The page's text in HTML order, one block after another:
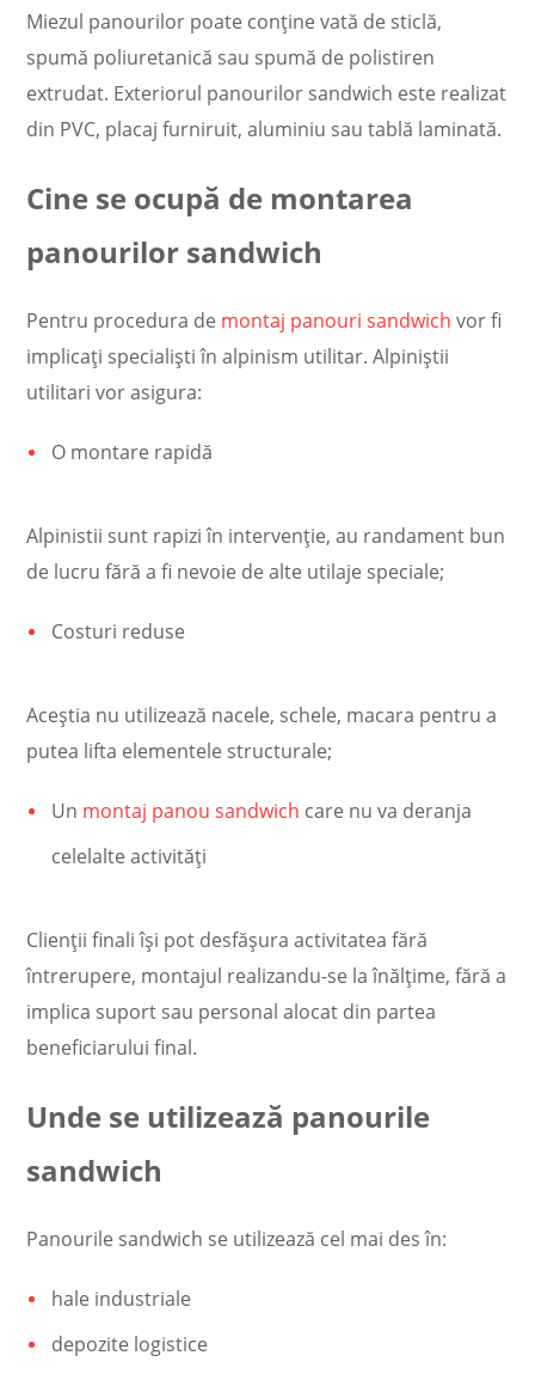
Miezul panourilor poate conține vată de sticlă,
spumă poliuretanică sau spumă de polistiren
extrudat. Exteriorul panourilor sandwich este realizat
din PVC, placaj furniruit, aluminiu sau tablă laminată.
Cine se ocupă de montarea
panourilor sandwich
Pentru procedura de montaj panouri sandwich vor fi
implicați specialiști înalpinism utilitar. Alpiniștii
utilitari vor asigura:
O montare rapidă
Alpinistii sunt rapizi în intervenție, au randament bun
de lucru fără a fi nevoie de alte utilaje speciale;
Costuri reduse
Aceștia nu utilizează nacele, schele, macara pentru a
putea lifta elementele structurale;
Un montaj panou sandwich care nu va deranja
celelalte activități
Clienții finali își pot desfășura activitatea fără
întrerupere, montajul realizandu-se la înălțime, fără a
implica suport sau personal alocat din partea
beneficiarului final.
Unde se utilizează panourile
sandwich
Panourile sandwich se utilizează cel mai des în:
hale industriale
depozite logistice